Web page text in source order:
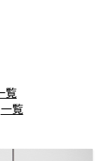
覧
一覧